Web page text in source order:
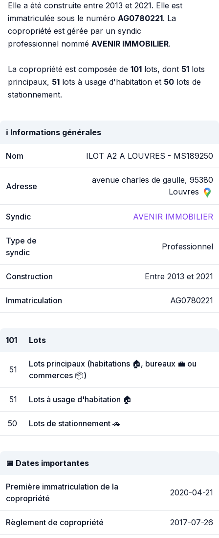
Elle a été construite entre 2013 et 2021. Elle est
immatriculée sous le numéro AG0780221. La
copropriété est gérée par un syndic
professionnel nommé AVENIR IMMOBILIER.
La copropriété est composée de 101 lots, dont 51 lots
principaux, 51 lots à usage d'habitation et 50 lots de
stationnement.
ℹ️ Informations générales
Nom ILOT A2 A LOUVRES - MS189250
Adresse
avenue charles de gaulle, 95380
Louvres
Syndic AVENIR IMMOBILIER
Type de
syndic
Professionnel
Construction Entre 2013 et 2021
Immatriculation AG0780221
101 Lots
51
Lots principaux (habitations 🏠, bureaux 💼 ou
commerces 📦)
51 Lots à usage d'habitation 🏠
50 Lots de stationnement 🚗
📅 Dates importantes
Première immatriculation de la
copropriété
2020-04-21
Règlement de copropriété 2017-07-26